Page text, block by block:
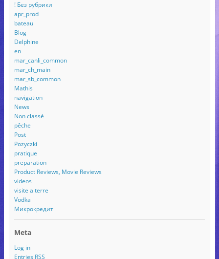
! Без рубрики
apr_prod
bateau
Blog
Delphine
en
mar_canli_common
mar_ch_main
mar_sb_common
Mathis
navigation
News
Non classé
pêche
Post
Pozyczki
pratique
preparation
Product Reviews, Movie Reviews
videos
visite a terre
Vodka
Микрокредит
Meta
Log in
Entries RSS